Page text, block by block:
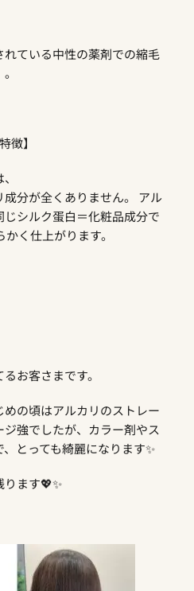
ている中性の薬剤での縮毛
徴】
分が全くありません。 アル
シルク蛋白＝化粧品成分で
く仕上がります。
お客さまです。
の頃はアルカリのストレー
ジ強でしたが、カラー剤やス
とっても綺麗になります✨
ます💖✨